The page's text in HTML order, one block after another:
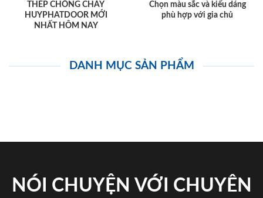
THÉP CHỐNG CHÁY
HUYPHATDOOR MỚI
NHẤT HÔM NAY
Chọn màu sắc và kiểu dáng
phù hợp với gia chủ
DANH MỤC SẢN PHẨM
NÓI CHUYỆN VỚI CHUYÊN